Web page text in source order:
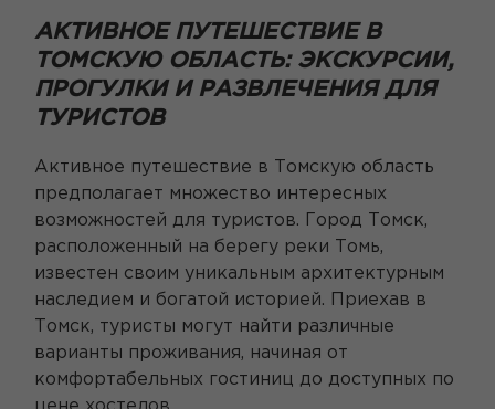
АКТИВНОЕ ПУТЕШЕСТВИЕ В
ТОМСКУЮ ОБЛАСТЬ: ЭКСКУРСИИ,
ПРОГУЛКИ И РАЗВЛЕЧЕНИЯ ДЛЯ
ТУРИСТОВ
Активное путешествие в Томскую область
предполагает множество интересных
возможностей для туристов. Город Томск,
расположенный на берегу реки Томь,
известен своим уникальным архитектурным
наследием и богатой историей. Приехав в
Томск, туристы могут найти различные
варианты проживания, начиная от
комфортабельных гостиниц до доступных по